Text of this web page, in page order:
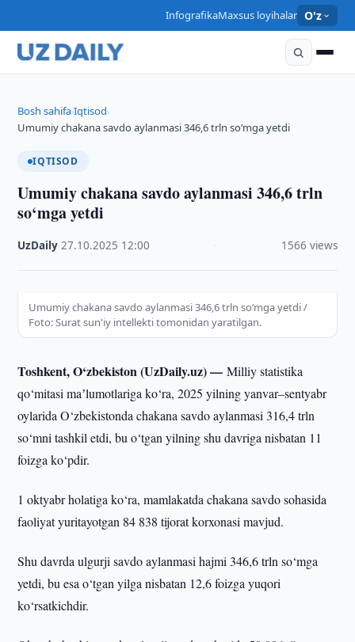
InfografikaMaxsus loyihalar O'z
Bosh sahifa›Iqtisod›
Umumiy chakana savdo aylanmasi 346,6 trln so‘mga yetdi
IQTISOD
Umumiy chakana savdo aylanmasi 346,6 trln
so‘mga yetdi
UzDaily ·27.10.2025 12:00 1566 views
Umumiy chakana savdo aylanmasi 346,6 trln so‘mga yetdi /
Foto: Surat sun'iy intellekti tomonidan yaratilgan.
Toshkent, O‘zbekiston (UzDaily.uz) —Milliy statistika
qo‘mitasi maʼlumotlariga ko‘ra, 2025 yilning yanvar–sentyabr
oylarida O‘zbekistonda chakana savdo aylanmasi 316,4 trln
so‘mni tashkil etdi, bu o‘tgan yilning shu davriga nisbatan 11
foizga ko‘pdir.
1 oktyabr holatiga ko‘ra, mamlakatda chakana savdo sohasida
faoliyat yuritayotgan 84 838 tijorat korxonasi mavjud.
Shu davrda ulgurji savdo aylanmasi hajmi 346,6 trln so‘mga
yetdi, bu esa o‘tgan yilga nisbatan 12,6 foizga yuqori
ko‘rsatkichdir.